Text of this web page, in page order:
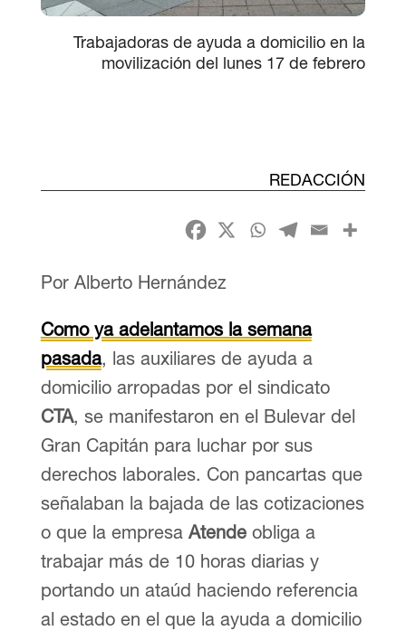
Trabajadoras de ayuda a domicilio en la
movilización del lunes 17 de febrero
REDACCIÓN
Por Alberto Hernández
Como ya adelantamos la semana
pasada, las auxiliares de ayuda a
domicilio arropadas por el sindicato
CTA, se manifestaron en el Bulevar del
Gran Capitán para luchar por sus
derechos laborales. Con pancartas que
señalaban la bajada de las cotizaciones
o que la empresa Atende obliga a
trabajar más de 10 horas diarias y
portando un ataúd haciendo referencia
al estado en el que la ayuda a domicilio